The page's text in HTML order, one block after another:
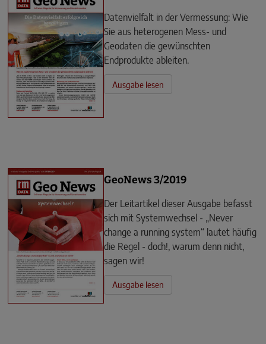
Datenvielfalt in der Vermessung: Wie
Sie aus heterogenen Mess- und
Geodaten die gewünschten
Endprodukte ableiten.
Ausgabe lesen
GeoNews 3/2019
Der Leitartikel dieser Ausgabe befasst
sich mit Systemwechsel - „Never
change a running system“ lautet häufig
die Regel - doch!, warum denn nicht,
sagen wir!
Ausgabe lesen